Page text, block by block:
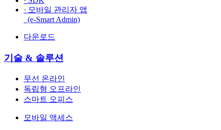
· 모바일 관리자 앱
(e-Smart Admin)
다운로드
기술 & 솔루션
무선 온라인
독립형 오프라인
스마트 오피스
모바일 액세스